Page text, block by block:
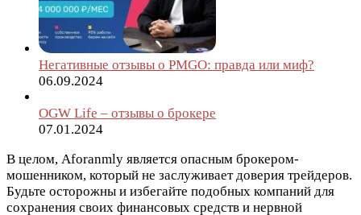
Негативные отзывы о PMGO: правда или миф?
06.09.2024
OGW Life – отзывы о брокере
07.01.2024
В целом, Aforanmly является опасным брокером-
мошенником, который не заслуживает доверия трейдеров.
Будьте осторожны и избегайте подобных компаний для
сохранения своих финансовых средств и нервной